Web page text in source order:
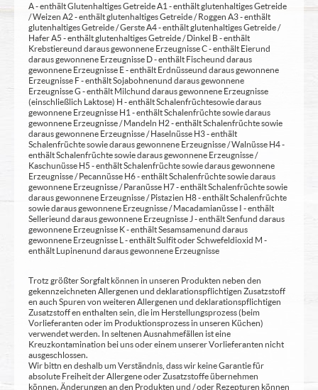
A - enthält Glutenhaltiges Getreide A1 - enthält glutenhaltiges Getreide
/ Weizen A2 - enthält glutenhaltiges Getreide / Roggen A3 - enthält
glutenhaltiges Getreide / Gerste A4 - enthält glutenhaltiges Getreide /
Hafer A5 - enthält glutenhaltiges Getreide / Dinkel B - enthält
Krebstiere und daraus gewonnene Erzeugnisse C - enthält Eier und
daraus gewonnene Erzeugnisse D - enthält Fische und daraus
gewonnene Erzeugnisse E - enthält Erdnüsse und daraus gewonnene
Erzeugnisse F - enthält Sojabohnen und daraus gewonnene
Erzeugnisse G - enthält Milch und daraus gewonnene Erzeugnisse
(einschließlich Laktose) H - enthält Schalenfrüchte sowie daraus
gewonnene Erzeugnisse H1 - enthält Schalenfrüchte sowie daraus
gewonnene Erzeugnisse / Mandeln H2 - enthält Schalenfrüchte sowie
daraus gewonnene Erzeugnisse / Haselnüsse H3 - enthält
Schalenfrüchte sowie daraus gewonnene Erzeugnisse / Walnüsse H4 -
enthält Schalenfrüchte sowie daraus gewonnene Erzeugnisse /
Kaschunüsse H5 - enthält Schalenfrüchte sowie daraus gewonnene
Erzeugnisse / Pecannüsse H6 - enthält Schalenfrüchte sowie daraus
gewonnene Erzeugnisse / Paranüsse H7 - enthält Schalenfrüchte sowie
daraus gewonnene Erzeugnisse / Pistazien H8 - enthält Schalenfrüchte
sowie daraus gewonnene Erzeugnisse / Macadamianüsse I - enthält
Sellerie und daraus gewonnene Erzeugnisse J - enthält Senf und daraus
gewonnene Erzeugnisse K - enthält Sesamsamen und daraus
gewonnene Erzeugnisse L - enthält Sulfit oder Schwefeldioxid M -
enthält Lupinen und daraus gewonnene Erzeugnisse
Trotz größter Sorgfalt können in unseren Produkten neben den
gekennzeichneten Allergenen und deklarationspflichtigen Zusatzstoff
en auch Spuren von weiteren Allergenen und deklarationspflichtigen
Zusatzstoff en enthalten sein, die im Herstellungsprozess (beim
Vorlieferanten oder im Produktionsprozess in unseren Küchen)
verwendet werden. In seltenen Ausnahmefällen ist eine
Kreuzkontamination bei uns oder einem unserer Vorlieferanten nicht
ausgeschlossen.
Wir bittn en deshalb um Verständnis, dass wir keine Garantie für
absolute Freiheit der Allergene oder Zusatzstoffe übernehmen
können. Änderungen an den Produkten und / oder Rezepturen können